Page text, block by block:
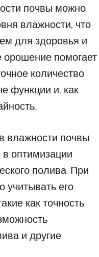
почвы можно
влажности, что
для здоровья и
орошение помогает
количество
функции и, как
влажности почвы
оптимизации
полива. При
учитывать его
как точность
и другие.